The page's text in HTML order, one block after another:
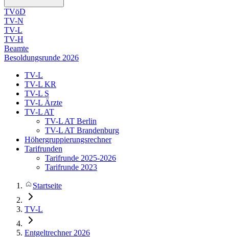
TVöD
TV-N
TV-L
TV-H
Beamte
Besoldungsrunde 2026
TV-L
TV-L KR
TV-L S
TV-L Ärzte
TV-L AT
TV-L AT Berlin
TV-L AT Brandenburg
Höhergruppierungsrechner
Tarifrunden
Tarifrunde 2025-2026
Tarifrunde 2023
Startseite
TV-L
Entgeltrechner 2026